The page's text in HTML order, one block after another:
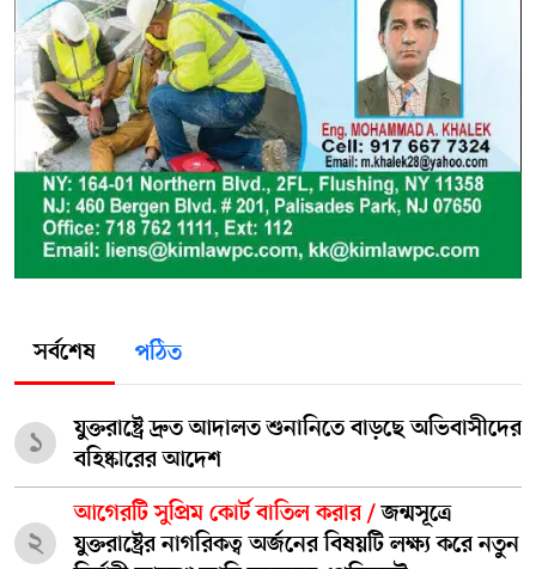
সর্বশেষ পঠিত
১
যুক্তরাষ্ট্রে দ্রুত আদালত শুনানিতে বাড়ছে অভিবাসীদের
বহিষ্কারের আদেশ
২
আগেরটি সুপ্রিম কোর্ট বাতিল করার /জন্মসূত্রে
যুক্তরাষ্ট্রের নাগরিকত্ব অর্জনের বিষয়টি লক্ষ্য করে নতুন